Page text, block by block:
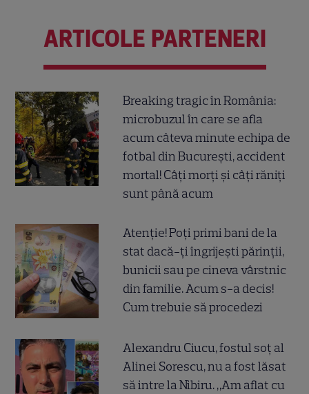
ARTICOLE PARTENERI
Breaking tragic în România:
microbuzul în care se afla
acum câteva minute echipa de
fotbal din București, accident
mortal! Câți morți și câți răniți
sunt până acum
Atenție! Poți primi bani de la
stat dacă-ți îngrijești părinții,
bunicii sau pe cineva vârstnic
din familie. Acum s-a decis!
Cum trebuie să procedezi
Alexandru Ciucu, fostul soț al
Alinei Sorescu, nu a fost lăsat
să intre la Nibiru. „Am aflat cu